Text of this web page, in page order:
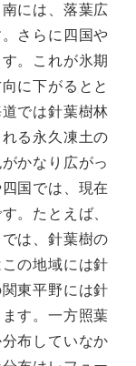
には、落葉広
さらに四国や
。これが氷期
に下がるとと
では針葉樹林
る永久凍土の
かなり広がっ
国では、現在
。たとえば、
は、針葉樹の
の地域には針
東平野には針
す。一方照葉
布していなか